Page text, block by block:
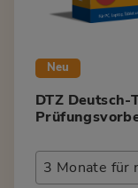
Neu
DTZ
3 Monate für